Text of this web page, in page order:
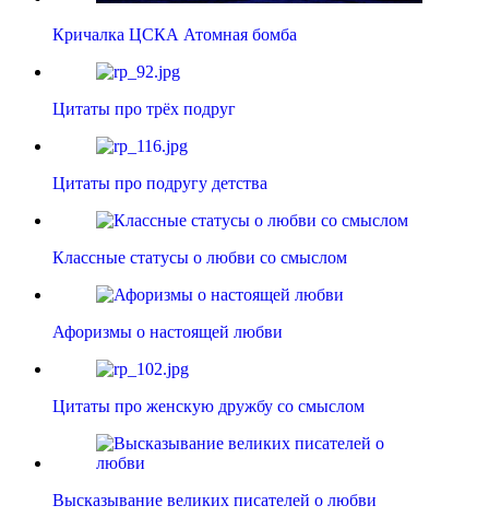
Кричалка ЦСКА Атомная бомба
Цитаты про трёх подруг
Цитаты про подругу детства
Классные статусы о любви со смыслом
Афоризмы о настоящей любви
Цитаты про женскую дружбу со смыслом
Высказывание великих писателей о любви